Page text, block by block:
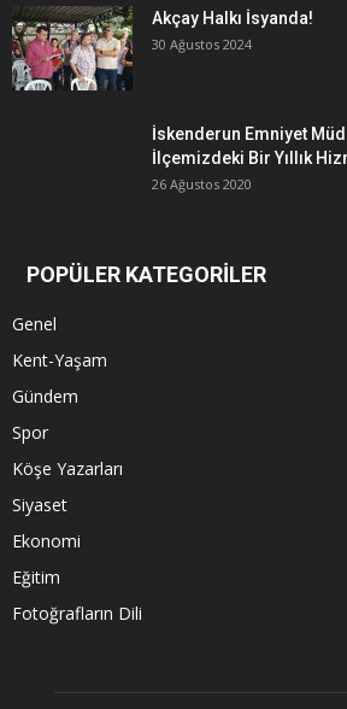
Akçay Halkı İsyanda!
30 Ağustos 2024
İskenderun Emniyet
İlçemizdeki Bir Yıllık
26 Ağustos 2020
POPÜLER KATEGORİLER
Genel
Kent-Yaşam
Gündem
Spor
Köşe Yazarları
Siyaset
Ekonomi
Eğitim
Fotoğrafların Dili